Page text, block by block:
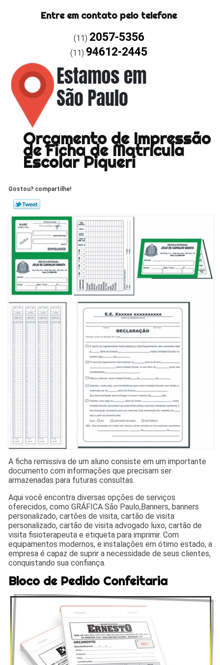
Entre em contato pelo telefone
(11) 2057-5356
(11) 94612-2445
Orçamento de Impressão
de Ficha de Matrícula
Escolar Piqueri
Gostou? compartilhe!
A ficha remissiva de um aluno consiste em um importante
documento com informações que precisam ser
armazenadas para futuras consultas.
Aqui você encontra diversas opções de serviços
oferecidos, como GRÁFICA São Paulo,Banners, banners
personalizado, cartões de visita, cartão de visita
personalizado, cartão de visita advogado luxo, cartão de
visita fisioterapeuta e etiqueta para imprimir. Com
equipamentos modernos, e instalações em ótimo estado, a
empresa é capaz de suprir a necessidade de seus clientes,
conquistando sua confiança.
Bloco de Pedido Confeitaria